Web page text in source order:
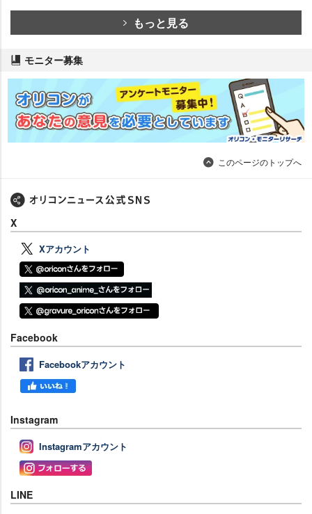
もっと見る
モニター募集
このページのトップへ
X
Xアカウント
Facebook
Facebookアカウント
Instagram
Instagramアカウント
LINE